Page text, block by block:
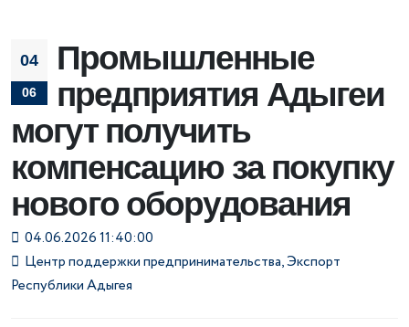
04
06
Промышленные
предприятия Адыгеи
могут получить
компенсацию за покупку
нового оборудования
04.06.2026 11:40:00
Центр поддержки предпринимательства,Экспорт
Республики Адыгея